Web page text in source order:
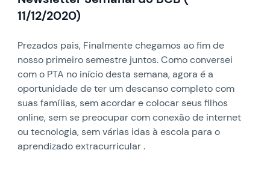
11/12/2020)
Prezados pais, Finalmente chegamos ao fim de
nosso primeiro semestre juntos. Como conversei
com o PTA no início desta semana, agora é a
oportunidade de ter um descanso completo com
suas famílias, sem acordar e colocar seus filhos
online, sem se preocupar com conexão de internet
ou tecnologia, sem várias idas à escola para o
aprendizado extracurricular .